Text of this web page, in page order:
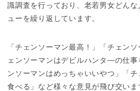
識調査を行っており、老若男女どん
ューを繰り返しています。
「チェンソーマン最高！」「チェン
ェンソーマンはデビルハンタ―の仕事
ンソーマンはめっちゃいいやつ」「
食べる」など様々な意見が飛び交いま